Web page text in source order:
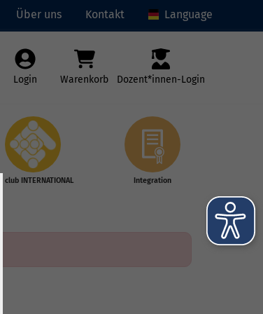
Über uns Kontakt Language
Login Warenkorb Dozent*innen-Login
club INTERNATIONAL Integration